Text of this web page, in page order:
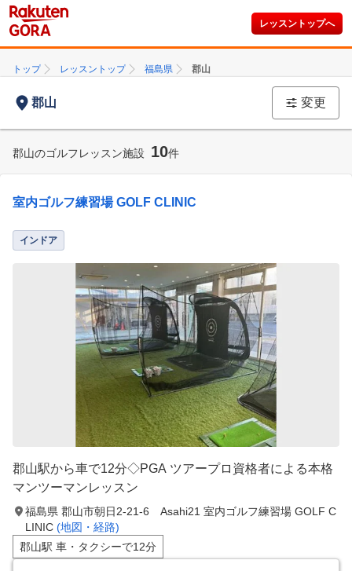
レッスントップへ
トップ レッスントップ 福島県 郡山
郡山 変更
郡山のゴルフレッスン施設 10件
室内ゴルフ練習場 GOLF CLINIC
インドア
郡山駅から車で12分◇PGA ツアープロ資格者による本格
マンツーマンレッスン
福島県 郡山市朝日2-21-6 Asahi21 室内ゴルフ練習場 GOLF C
LINIC (地図・経路)
郡山駅 車・タクシーで12分